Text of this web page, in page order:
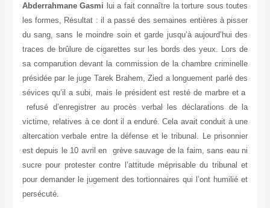
Abderrahmane Gasmi lui a fait connaître la torture sous toutes
les formes, Résultat : il a passé des semaines entières à pisser
du sang, sans le moindre soin et garde jusqu’à aujourd’hui des
traces de brûlure de cigarettes sur les bords des yeux. Lors de
sa comparution devant la commission de la chambre criminelle
présidée par le juge Tarek Brahem, Zied a longuement parlé des
sévices qu’il a subi, mais le président est resté de marbre et a
refusé d’enregistrer au procès verbal les déclarations de la
victime, relatives à ce dont il a enduré. Cela avait conduit à une
altercation verbale entre la défense et le tribunal. Le prisonnier
est depuis le 10 avril en grève sauvage de la faim, sans eau ni
sucre pour protester contre l’attitude méprisable du tribunal et
pour demander le jugement des tortionnaires qui l’ont humilié et
persécuté.